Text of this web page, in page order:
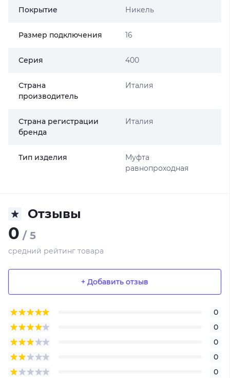
Покрытие Никель
Размер подключения 16
Серия 400
Страна
производитель
Италия
Страна регистрации
бренда
Италия
Тип изделия
Муфта
равнопроходная
Отзывы
0 / 5
средний рейтинг товара
+ Добавить отзыв
0
0
0
0
0